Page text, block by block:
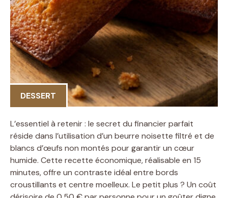
DESSERT
L’essentiel à retenir : le secret du financier parfait
réside dans l’utilisation d’un beurre noisette filtré et de
blancs d’œufs non montés pour garantir un cœur
humide. Cette recette économique, réalisable en 15
minutes, offre un contraste idéal entre bords
croustillants et centre moelleux. Le petit plus ? Un coût